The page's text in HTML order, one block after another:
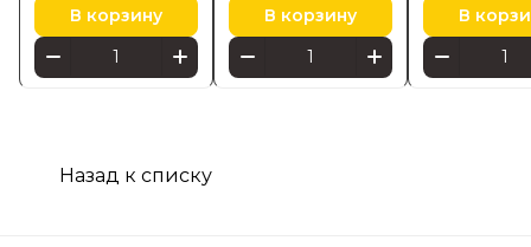
В корзину В корзину В
Назад к списку